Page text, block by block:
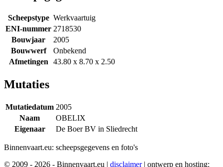
Scheepstype Werkvaartuig
ENI-nummer 2718530
Bouwjaar
2005
Bouwwerf
Onbekend
Afmetingen
43.80 x 8.70 x 2.50
Mutaties
Mutatiedatum 2005
Naam
OBELIX
Eigenaar
De Boer BV in Sliedrecht
Binnenvaart.eu: scheepsgegevens en foto's
© 2009 - 2026 - Binnenvaart.eu | disclaimer | ontwerp en hosting: